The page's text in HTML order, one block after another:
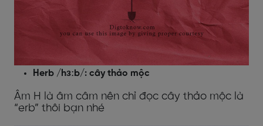
Herb /hɜːb/: cây thảo mộc
Âm H là âm câm nên chỉ đọc cây thảo mộc là
“erb” thôi bạn nhé